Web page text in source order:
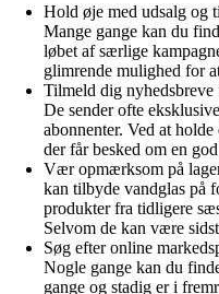
Hold øje med udsalg og
Mange gange kan du
løbet af særlige
glimrende mulighed for
Tilmeld dig
De sender ofte
abonnenter. Ved at
der får besked om en
Vær opmærksom på
kan tilbyde vandglas på
produkter fra tidligere
Selvom de kan være
Søg efter online
Nogle gange kan du
gange og stadig er i